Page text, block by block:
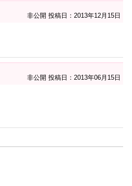
非公開 投稿日：2013年12月15日
非公開 投稿日：2013年06月15日